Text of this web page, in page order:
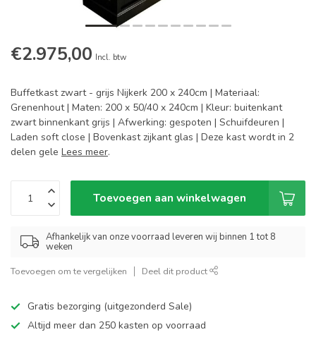
€2.975,00 Incl. btw
Buffetkast zwart - grijs Nijkerk 200 x 240cm | Materiaal:
Grenenhout | Maten: 200 x 50/40 x 240cm | Kleur: buitenkant
zwart binnenkant grijs | Afwerking: gespoten | Schuifdeuren |
Laden soft close | Bovenkast zijkant glas | Deze kast wordt in 2
delen gele Lees meer.
Toevoegen aan winkelwagen
Afhankelijk van onze voorraad leveren wij binnen 1 tot 8
weken
Toevoegen om te vergelijken Deel dit product
Gratis bezorging (uitgezonderd Sale)
Altijd meer dan 250 kasten op voorraad